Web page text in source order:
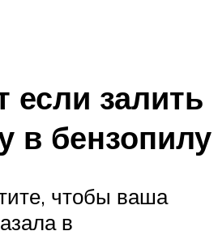
если залить
в бензопилу
чтобы ваша
в